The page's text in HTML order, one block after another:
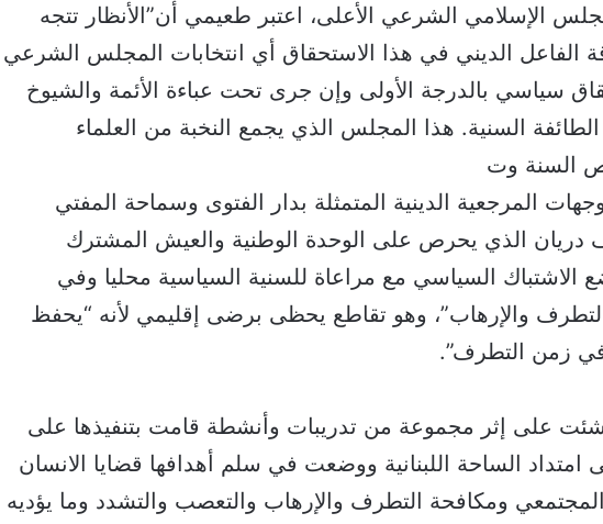
الإسلامي الشرعي الأعلى، اعتبر طعيمي أن”الأنظار تتجه
الفاعل الديني في هذا الاستحقاق أي انتخابات المجلس الشرعي
سياسي بالدرجة الأولى وإن جرى تحت عباءة الأئمة والشيوخ
السنية. هذا المجلس الذي يجمع النخبة من العلماء
السنة وت
المرجعية الدينية المتمثلة بدار الفتوى وسماحة المفتي
دريان الذي يحرص على الوحدة الوطنية والعيش المشترك
الاشتباك السياسي مع مراعاة للسنية السياسية محليا وفي
والإرهاب”، وهو تقاطع يحظى برضى إقليمي لأنه “يحفظ
في زمن التطرف”.
على إثر مجموعة من تدريبات وأنشطة قامت بتنفيذها على
الساحة اللبنانية ووضعت في سلم أهدافها قضايا الانسان
المجتمعي ومكافحة التطرف والإرهاب والتعصب والتشدد وما يؤديه